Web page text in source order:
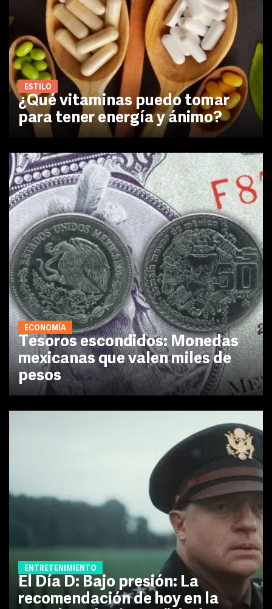
ESTILO
¿Qué vitaminas puedo tomar
para tener energía y ánimo?
ECONOMÍA
Tesoros escondidos: Monedas
mexicanas que valen miles de
pesos
ENTRETENIMIENTO
El Día D: Bajo presión: La
recomendación de hoy en la